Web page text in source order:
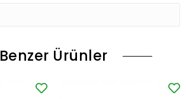
Benzer Ürünler